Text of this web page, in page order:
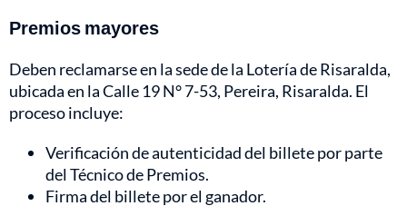
Premios mayores
Deben reclamarse en la sede de la Lotería de Risaralda,
ubicada en la Calle 19 N° 7-53, Pereira, Risaralda. El
proceso incluye:
Verificación de autenticidad del billete por parte
del Técnico de Premios.
Firma del billete por el ganador.